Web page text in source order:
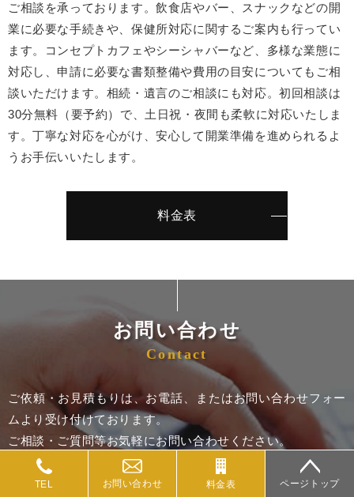
ご相談を承っております。飲食店やバー、スナックなどの開
業に必要な手続きや、保健所対応に関するご案内も行ってい
ます。コンセプトカフェやシーシャバーなど、多様な業態に
対応し、申請に必要な書類整備や費用の目安についてもご相
談いただけます。相続・遺言のご相談にも対応。初回相談は
30分無料（要予約）で、土日祝・夜間も柔軟に対応いたしま
す。丁寧な対応を心がけ、安心して開業準備を進められるよ
うお手伝いいたします。
料金表
お問い合わせ
Contact
ご依頼・お見積もりは、お電話、またはお問い合わせフォー
ムより受け付けております。
ご相談・ご質問等お気軽にお問い合わせください。
個人事務所の為に留守にしている場合がございます。
留守電にメッセージを残して頂くか携帯へご連絡くだされ
TEL お問い合わせ 料金表 ページトップ